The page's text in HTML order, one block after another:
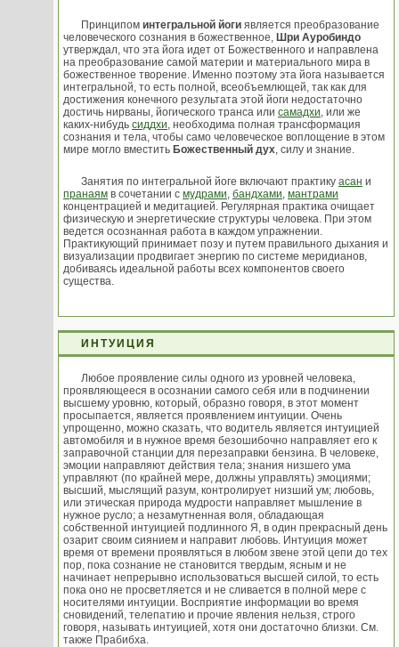
Принципом интегральной йоги является преобразование
человеческого сознания в божественное, Шри Ауробиндо
утверждал, что эта йога идет от Божественного и направлена
на преобразование самой материи и материального мира в
божественное творение. Именно поэтому эта йога называется
интегральной, то есть полной, всеобъемлющей, так как для
достижения конечного результата этой йоги недостаточно
достичь нирваны, йогического транса или самадхи, или же
каких-нибудь сиддхи, необходима полная трансформация
сознания и тела, чтобы само человеческое воплощение в этом
мире могло вместить Божественный дух, силу и знание.
Занятия по интегральной йоге включают практику асан и
пранаям в сочетании с мудрами, бандхами, мантрами
концентрацией и медитацией. Регулярная практика очищает
физическую и энергетические структуры человека. При этом
ведется осознанная работа в каждом упражнении.
Практикующий принимает позу и путем правильного дыхания и
визуализации продвигает энергию по системе меридианов,
добиваясь идеальной работы всех компонентов своего
существа.
ИНТУИЦИЯ
Любое проявление силы одного из уровней человека,
проявляющееся в осознании самого себя или в подчинении
высшему уровню, который, образно говоря, в этот момент
просыпается, является проявлением интуиции. Очень
упрощенно, можно сказать, что водитель является интуицией
автомобиля и в нужное время безошибочно направляет его к
заправочной станции для перезаправки бензина. В человеке,
эмоции направляют действия тела; знания низшего ума
управляют (по крайней мере, должны управлять) эмоциями;
высший, мыслящий разум, контролирует низший ум; любовь,
или этическая природа мудрости направляет мышление в
нужное русло; а незамутненная воля, обладающая
собственной интуицией подлинного Я, в один прекрасный день
озарит своим сиянием и направит любовь. Интуиция может
время от времени проявляться в любом звене этой цепи до тех
пор, пока сознание не становится твердым, ясным и не
начинает непрерывно использоваться высшей силой, то есть
пока оно не просветляется и не сливается в полной мере с
носителями интуиции. Восприятие информации во время
сновидений, телепатию и прочие явления нельзя, строго
говоря, называть интуицией, хотя они достаточно близки. См.
также Прабибха.